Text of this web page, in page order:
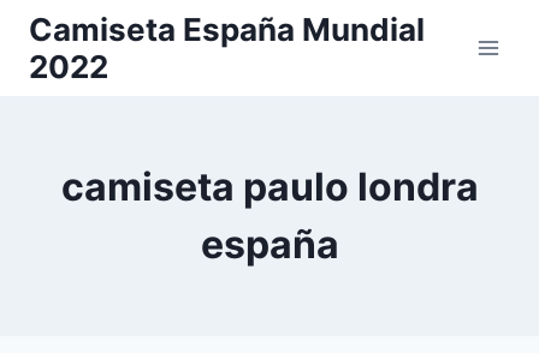
Saltar
contenido
Camiseta España Mundial
2022
camiseta paulo londra
españa